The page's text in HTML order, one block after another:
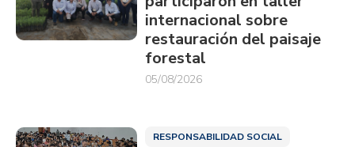
internacional sobre
restauración del paisaje
forestal
05/08/2026
RESPONSABILIDAD SOCIAL